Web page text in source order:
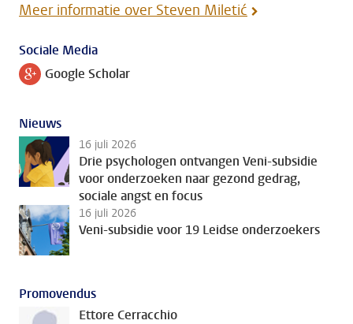
Meer informatie over Steven Miletić
Sociale Media
Volg ons op
Google Scholar
Nieuws
16 juli 2026
Drie psychologen ontvangen Veni-subsidie
voor onderzoeken naar gezond gedrag,
sociale angst en focus
16 juli 2026
Veni-subsidie voor 19 Leidse onderzoekers
Promovendus
Ettore Cerracchio